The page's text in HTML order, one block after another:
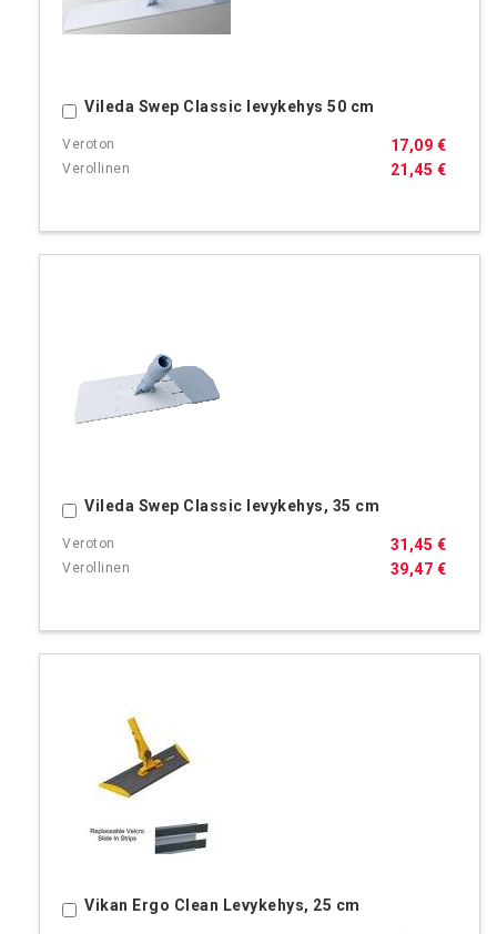
Vileda Swep Classic levykehys 50 cm
21,45 €
17,09 €
Ostoskoriin
Vileda Swep Classic levykehys, 35 cm
39,47 €
31,45 €
Ostoskoriin
Vikan Ergo Clean Levykehys, 25 cm
Ostoskoriin